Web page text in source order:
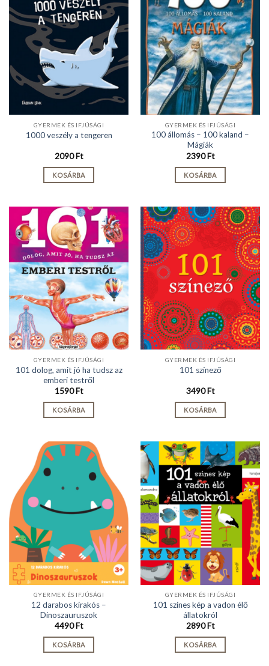
GYERMEK ÉS IFJÚSÁGI
1000 veszély a tengeren
2090Ft
KOSÁRBA
GYERMEK ÉS IFJÚSÁGI
100 állomás – 100 kaland –
Mágiák
2390Ft
KOSÁRBA
GYERMEK ÉS IFJÚSÁGI
101 dolog, amit jó ha tudsz az
emberi testről
1590Ft
KOSÁRBA
GYERMEK ÉS IFJÚSÁGI
101 színező
3490Ft
KOSÁRBA
GYERMEK ÉS IFJÚSÁGI
12 darabos kirakós –
Dinoszauruszok
4490Ft
KOSÁRBA
GYERMEK ÉS IFJÚSÁGI
101 színes kép a vadon élő
állatokról
2890Ft
KOSÁRBA